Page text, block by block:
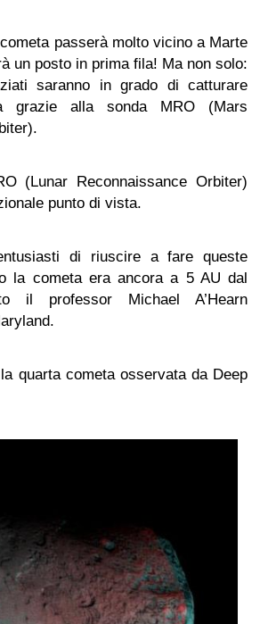
passerà molto vicino a Marte
un posto in prima fila! Ma non solo:
saranno in grado di catturare
grazie alla sonda MRO (Mars
(Lunar Reconnaissance Orbiter)
punto di vista.
di riuscire a fare queste
la cometa era ancora a 5 AU dal
il professor Michael A’Hearn
quarta cometa osservata da Deep